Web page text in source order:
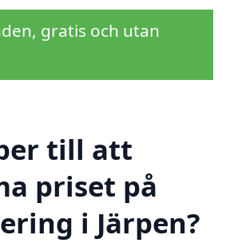
gratis och utan
till att
priset på
i Järpen?